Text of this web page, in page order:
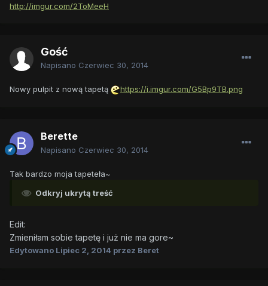
http://imgur.com/2ToMeeH
Gość
Napisano Czerwiec 30, 2014
Nowy pulpit z nową tapetą https://i.imgur.com/G5Bp9TB.png
Berette
Napisano Czerwiec 30, 2014
Tak bardzo moja tapeteła~
Odkryj ukrytą treść
Edit:
Zmieniłam sobie tapetę i już nie ma gore~
Edytowano Lipiec 2, 2014 przez Beret